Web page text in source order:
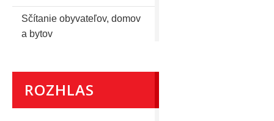
Sčítanie obyvateľov, domov
a bytov
ROZHLAS